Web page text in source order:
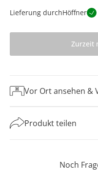
Lieferung durchHöffner
Zurzeit
Vor Ort ansehen &
Produkt teilen
Noch